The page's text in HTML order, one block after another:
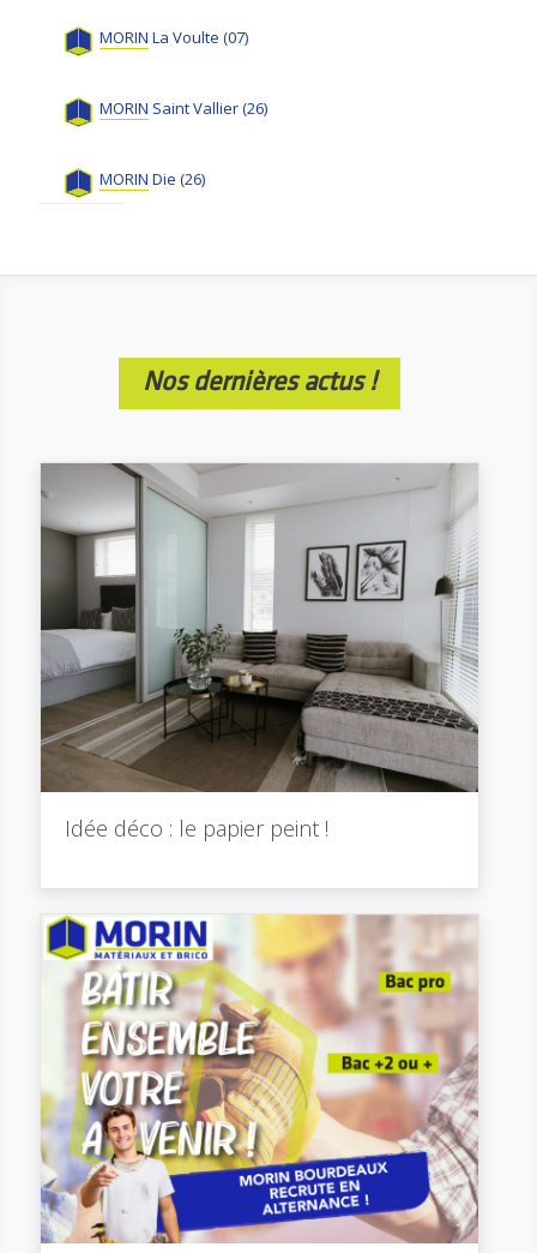
MORIN La Voulte (07)
MORIN Saint Vallier (26)
MORIN Die (26)
Nos dernières actus !
Idée déco : le papier peint !